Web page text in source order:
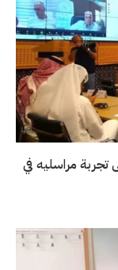
تجربة مراسليه في